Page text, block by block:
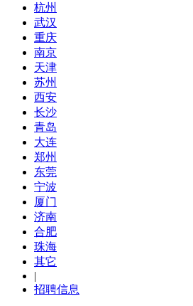
杭州
武汉
重庆
南京
天津
苏州
西安
长沙
青岛
大连
郑州
东莞
宁波
厦门
济南
合肥
珠海
其它
|
招聘信息